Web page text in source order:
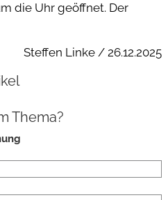
die Uhr geöffnet. Der
Steffen Linke / 26.12.2025
Thema?